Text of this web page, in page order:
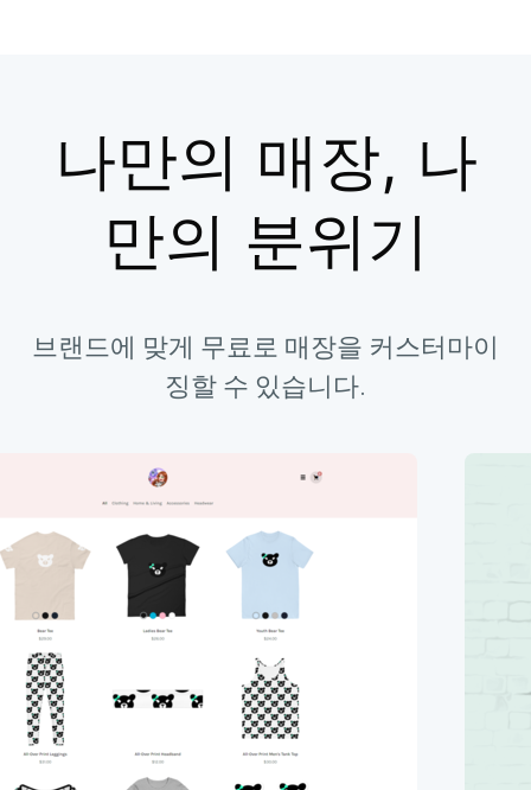
나만의 매장, 나
만의 분위기
브랜드에 맞게 무료로 매장을 커스터마이
징할 수 있습니다.